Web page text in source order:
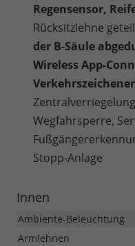
Regensensor,
Rücksitzlehne
der B-Säule
Wireless App-
Wegfahrsperre,
Stopp-Anlage
Innen
Ambiente-Beleuchtung
Armlehnen